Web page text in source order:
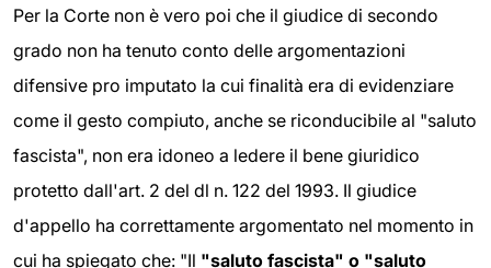
Per la Corte non è vero poi che il giudice di secondo
grado non ha tenuto conto delle argomentazioni
difensive pro imputato la cui finalità era di evidenziare
come il gesto compiuto, anche se riconducibile al "saluto
fascista", non era idoneo a ledere il bene giuridico
protetto dall'art. 2 del dl n. 122 del 1993. Il giudice
d'appello ha correttamente argomentato nel momento in
cui ha spiegato che: "Il "saluto fascista" o "saluto